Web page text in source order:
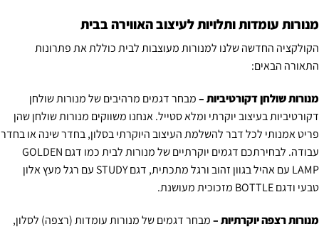
מנורות עומדות ותלויות לעיצוב האווירה בבית
הקולקציה החדשה שלנו למנורות מעוצבות לבית כוללת את פתרונות
התאורה הבאים:
מנורות שולחן דקורטיביות –מבחר דגמים מרהיבים של מנורות שולחן
דקורטיביות בעיצוב יוקרתי ומלא סטייל. אנחנו משווקים מנורות שולחן שהן
פריט אמנותי לכל דבר להשלמת העיצוב היוקרתי בסלון, בחדר שינה או בחדר
עבודה. לבחירתכם דגמים יוקרתיים של מנורות לבית כמו דגם GOLDEN
LAMP עם אהיל בגוון זהוב ורגל מתכתית, דגם STUDY עם רגל מעץ אלון
טבעי ודגם BOTTLE מזכוכית מעושנת.
מנורות רצפה יוקרתיות –מבחר דגמים של מנורות עומדות (רצפה) לסלון,